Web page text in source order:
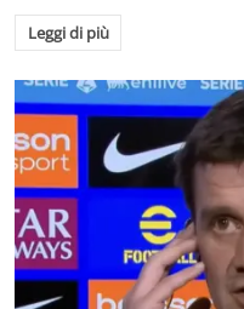
Leggi di più